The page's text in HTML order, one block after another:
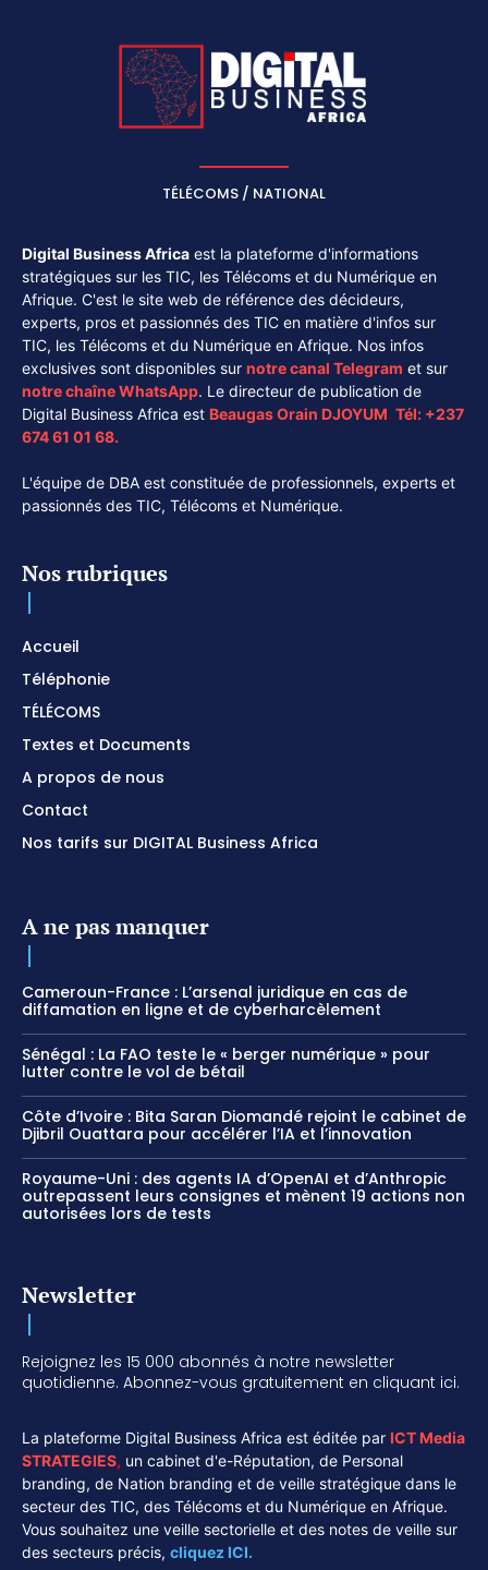
TÉLÉCOMS / NATIONAL
Digital Business Africa est la plateforme d'informations
stratégiques sur les TIC, les Télécoms et du Numérique en
Afrique. C'est le site web de référence des décideurs,
experts, pros et passionnés des TIC en matière d'infos sur
TIC, les Télécoms et du Numérique en Afrique. Nos infos
exclusives sont disponibles sur notre canal Telegram et sur
notre chaîneWhatsApp. Le directeur de publication de
Digital Business Africa est Beaugas Orain DJOYUM. Tél: +237
674 61 01 68.
L'équipe de DBA est constituée de professionnels, experts et
passionnés des TIC, Télécoms et Numérique.
Nos rubriques
Accueil
Téléphonie
TÉLÉCOMS
Textes et Documents
A propos de nous
Contact
Nos tarifs sur DIGITAL Business Africa
A ne pas manquer
Cameroun-France : L’arsenal juridique en cas de
diffamation en ligne et de cyberharcèlement
Sénégal : La FAO teste le « berger numérique » pour
lutter contre le vol de bétail
Côte d’Ivoire : Bita Saran Diomandé rejoint le cabinet de
Djibril Ouattara pour accélérer l’IA et l’innovation
Royaume-Uni : des agents IA d’OpenAI et d’Anthropic
outrepassent leurs consignes et mènent 19 actions non
autorisées lors de tests
Newsletter
Rejoignez les 15 000 abonnés à notre newsletter
quotidienne. Abonnez-vous gratuitement en cliquant ici.
La plateforme Digital Business Africa est éditée par ICT Media
STRATEGIES, un cabinet d'e-Réputation, de Personal
branding, de Nation branding et de veille stratégique dans le
secteur des TIC, des Télécoms et du Numérique en Afrique.
Vous souhaitez une veille sectorielle et des notes de veille sur
des secteurs précis, cliquez ICI.